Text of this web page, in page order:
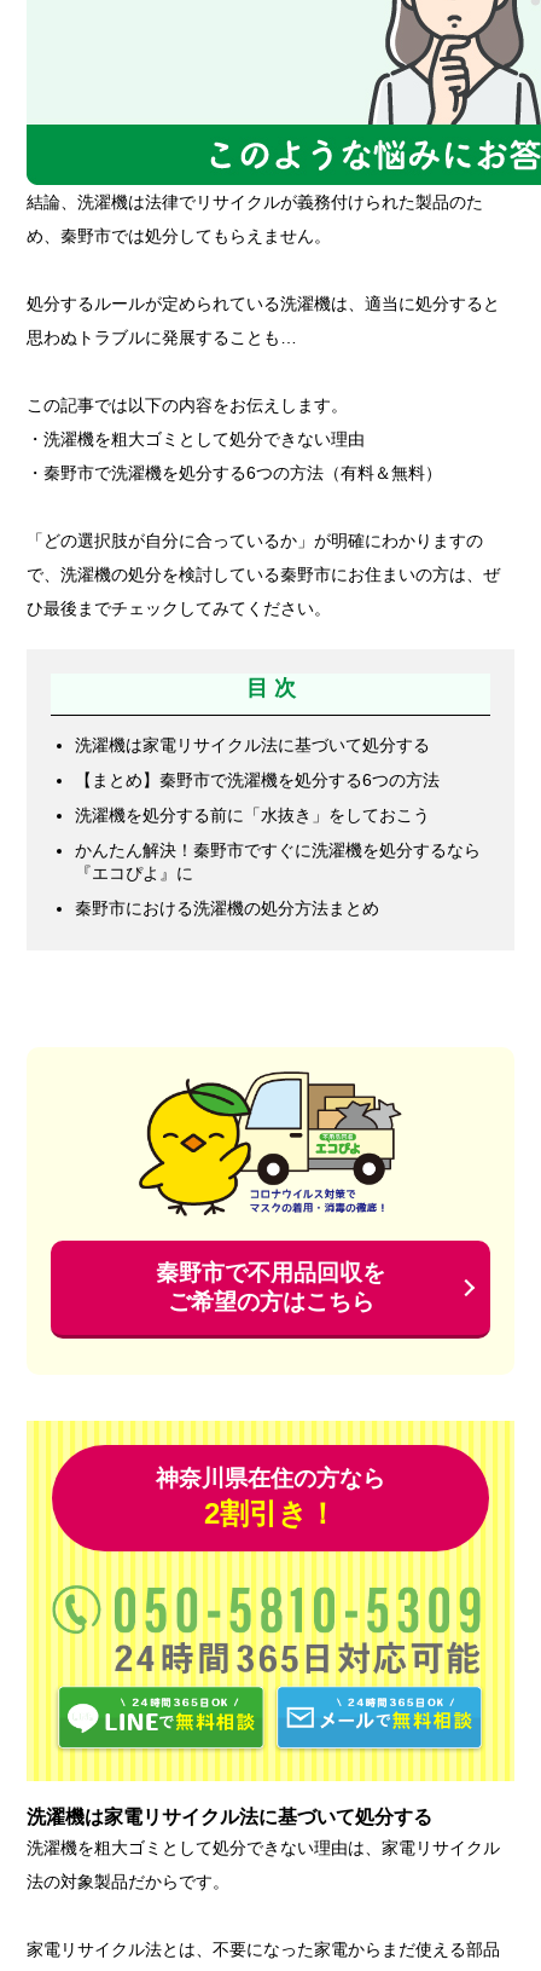
結論、洗濯機は法律でリサイクルが義務付けられた製品のた
め、秦野市では処分してもらえません。
処分するルールが定められている洗濯機は、適当に処分すると
思わぬトラブルに発展することも…
この記事では以下の内容をお伝えします。
・洗濯機を粗大ゴミとして処分できない理由
・秦野市で洗濯機を処分する6つの方法（有料＆無料）
「どの選択肢が自分に合っているか」が明確にわかりますの
で、洗濯機の処分を検討している秦野市にお住まいの方は、ぜ
ひ最後までチェックしてみてください。
目 次
洗濯機は家電リサイクル法に基づいて処分する
【まとめ】秦野市で洗濯機を処分する6つの方法
洗濯機を処分する前に「水抜き」をしておこう
かんたん解決！秦野市ですぐに洗濯機を処分するなら
『エコぴよ』に
秦野市における洗濯機の処分方法まとめ
秦野市で不用品回収を
ご希望の方はこちら
神奈川県在住の方なら
2割引き！
洗濯機は家電リサイクル法に基づいて処分する
洗濯機を粗大ゴミとして処分できない理由は、家電リサイクル
法の対象製品だからです。
家電リサイクル法とは、不要になった家電からまだ使える部品